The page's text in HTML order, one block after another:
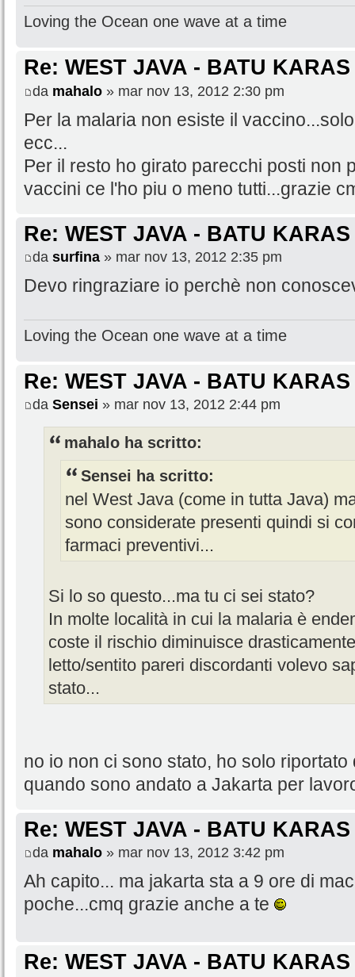
Loving the Ocean one wave at a time
Re: WEST JAVA - BATU KARAS
da mahalo » mar nov 13, 2012 2:30 pm
Per la malaria non esiste il
ecc...
Per il resto ho girato parecchi posti non
vaccini ce l'ho piu o meno tutti...grazie
Re: WEST JAVA - BATU KARAS
da surfina » mar nov 13, 2012 2:35 pm
Devo ringraziare io perchè non
Loving the Ocean one wave at a time
Re: WEST JAVA - BATU KARAS
da Sensei » mar nov 13, 2012 2:44 pm
mahalo ha scritto:
Sensei ha scritto:
nel West Java (come in tutta Java)
sono considerate presenti quindi si
farmaci preventivi...
Si lo so questo...ma tu ci sei stato?
In molte località in cui la malaria è
coste il rischio diminuisce
letto/sentito pareri discordanti volevo
stato...
no io non ci sono stato, ho solo
quando sono andato a Jakarta per
Re: WEST JAVA - BATU KARAS
da mahalo » mar nov 13, 2012 3:42 pm
Ah capito... ma jakarta sta a 9 ore di
poche...cmq grazie anche a te
Re: WEST JAVA - BATU KARAS